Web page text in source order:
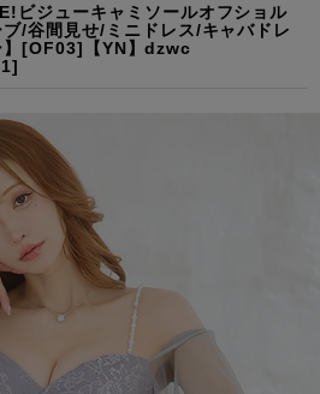
ビジューキャミソールオフショル
/谷間見せ/ミニドレス/キャバドレ
】[OF03]【YN】dzwc
]